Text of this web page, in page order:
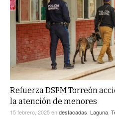
EL EXACTO
EXA INFORMA
GLOBO
CONTEXTOS
TRAYECTO LAGUNA
A MEDIA MAÑANA
A TODA LEY
DIÁLOGOS CON LA HISTORIA
TWEETS AND BEATS
LA MEJOR 97.1 ESTÉREO
ACTUALIDADES GREM
PULSO
PC29
ACTUALIDADES GREM
Refuerza DSPM Torreón
la atención de menores
15 febrero, 2025endestacadas Laguna